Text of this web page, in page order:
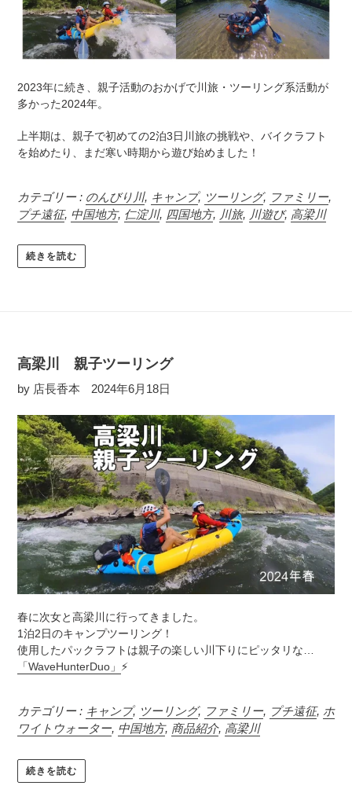
2023年に続き、親子活動のおかげで川旅・ツーリング系活動が
多かった2024年。
上半期は、 親子で初めての2泊3日川旅の挑戦や、 バイクラフト
を始めたり、まだ寒い時期から遊び始めました！
カテゴリー : のんびり川, キャンプ, ツーリング, ファミリー,
プチ遠征, 中国地方, 仁淀川, 四国地方, 川旅, 川遊び, 高梁川
続きを読む
高梁川 親子ツーリング
by 店長香本 2024年6月18日
春に次女と高梁川に行ってきました。
1泊2日のキャンプツーリング！
使用したパックラフトは親子の楽しい川下りにピッタリな…
「WaveHunterDuo」 ⚡
カテゴリー : キャンプ, ツーリング, ファミリー, プチ遠征, ホ
ワイトウォーター, 中国地方, 商品紹介, 高梁川
続きを読む